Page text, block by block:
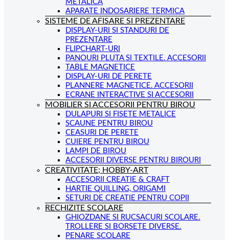
METALICA
APARATE INDOSARIERE TERMICA
SISTEME DE AFISARE SI PREZENTARE
DISPLAY-URI SI STANDURI DE
PREZENTARE
FLIPCHART-URI
PANOURI PLUTA SI TEXTILE. ACCESORII
TABLE MAGNETICE
DISPLAY-URI DE PERETE
PLANNERE MAGNETICE. ACCESORII
ECRANE INTERACTIVE SI ACCESORII
MOBILIER SI ACCESORII PENTRU BIROU
DULAPURI SI FISETE METALICE
SCAUNE PENTRU BIROU
CEASURI DE PERETE
CUIERE PENTRU BIROU
LAMPI DE BIROU
ACCESORII DIVERSE PENTRU BIROURI
CREATIVITATE; HOBBY-ART
ACCESORII CREATIE & CRAFT
HARTIE QUILLING, ORIGAMI
SETURI DE CREATIE PENTRU COPII
RECHIZITE SCOLARE
GHIOZDANE SI RUCSACURI SCOLARE.
TROLLERE SI BORSETE DIVERSE.
PENARE SCOLARE